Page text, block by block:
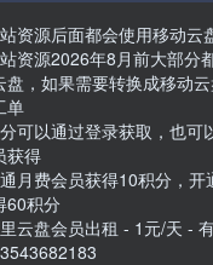
Stranding
后查看
资源后面都会使用移动云
资源2026年8月前大部分
盘，如果需要转换成移动
单
可以通过登录获取，也可
获得
月费会员获得10积分，开
60积分
云盘会员出租 - 1元/天 -